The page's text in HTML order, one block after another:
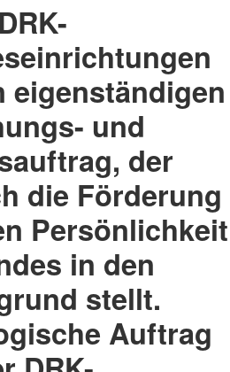
DRK-
eigenständigen
und
der
die Förderung
Persönlichkeit
in den
stellt.
Auftrag